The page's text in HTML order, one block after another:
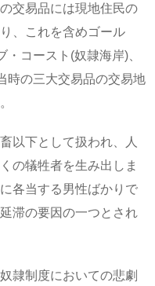
交易品には現地住民の
、これを含めゴール
・コースト(奴隷海岸)、
時の三大交易品の交易地
以下として扱われ、人
の犠牲者を生み出しま
各当する男性ばかりで
滞の要因の一つとされ
隷制度においての悲劇